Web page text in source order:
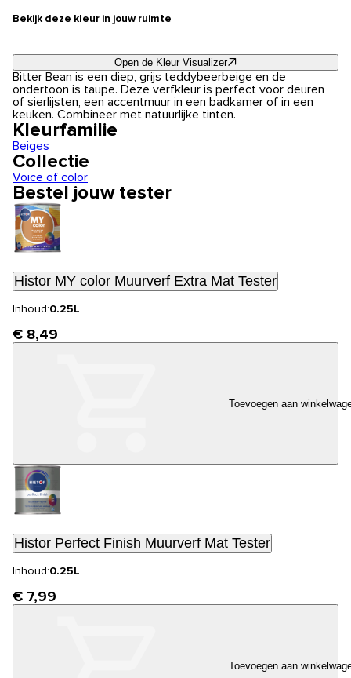
Bekijk deze kleur in jouw ruimte
Open de Kleur Visualizer
Bitter Bean is een diep, grijs teddybeerbeige en de
ondertoon is taupe. Deze verfkleur is perfect voor deuren
of sierlijsten, een accentmuur in een badkamer of in een
keuken. Combineer met natuurlijke tinten.
Kleurfamilie
Beiges
Collectie
Voice of color
Bestel jouw tester
Histor MY color Muurverf Extra Mat Tester
Inhoud:0.25L
€ 8,49
Toevoegen aan
Histor Perfect Finish Muurverf Mat Tester
Inhoud:0.25L
€ 7,99
Toevoegen aan